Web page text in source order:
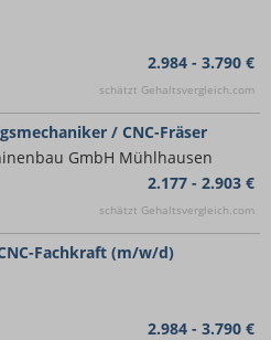
2.984 - 3.790 €
schätzt Gehaltsvergleich.com
/ CNC-Fräser
GmbH Mühlhausen
2.177 - 2.903 €
schätzt Gehaltsvergleich.com
Fachkraft (m/w/d)
2.984 - 3.790 €